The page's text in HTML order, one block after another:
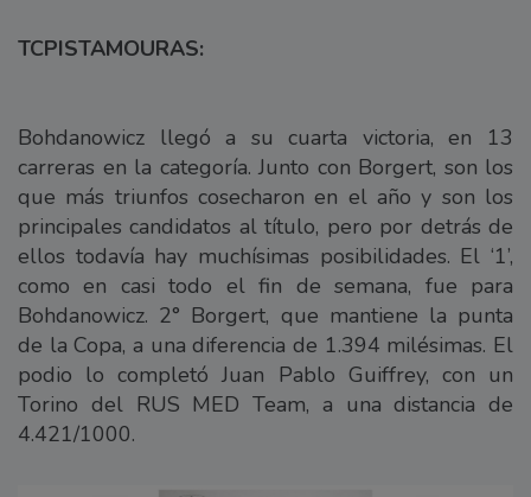
TCPISTAMOURAS:
Bohdanowicz llegó a su cuarta victoria, en 13
carreras en la categoría. Junto con Borgert, son los
que más triunfos cosecharon en el año y son los
principales candidatos al título, pero por detrás de
ellos todavía hay muchísimas posibilidades. El ‘1’,
como en casi todo el fin de semana, fue para
Bohdanowicz. 2° Borgert, que mantiene la punta
de la Copa, a una diferencia de 1.394 milésimas. El
podio lo completó Juan Pablo Guiffrey, con un
Torino del RUS MED Team, a una distancia de
4.421/1000.